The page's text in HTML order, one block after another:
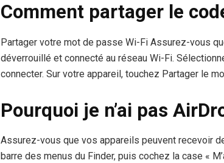
Comment partager le
Partager votre mot de passe Wi-Fi Assurez-vous
déverrouillé et connecté au réseau Wi-Fi.
connecter. Sur votre appareil, touchez Partager le
Pourquoi je n’ai pas
Assurez-vous que vos appareils peuvent recevoir
barre des menus du Finder, puis cochez la case «